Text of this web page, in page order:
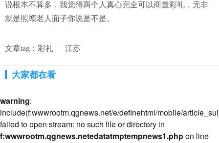
说根本不算多，我觉得两个人真心完全可以商量彩礼，无非
就是照顾老人面子你说是不是。
文章tag： 彩礼 江苏
大家都在看
warning:
include(f:wwwrootm.qgnews.net/e/definehtml/mobile/
failed to open stream: no such file or directory in
f:wwwrootm.qgnews.netedatatmptempnews1.phpon line